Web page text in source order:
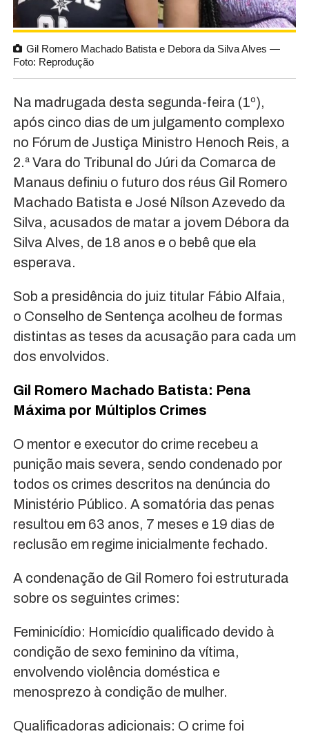
Gil Romero Machado Batista e Debora da Silva Alves —
Foto: Reprodução
Na madrugada desta segunda-feira (1º),
após cinco dias de um julgamento complexo
no Fórum de Justiça Ministro Henoch Reis, a
2.ª Vara do Tribunal do Júri da Comarca de
Manaus definiu o futuro dos réus Gil Romero
Machado Batista e José Nílson Azevedo da
Silva, acusados de matar a jovem Débora da
Silva Alves, de 18 anos e o bebê que ela
esperava.
Sob a presidência do juiz titular Fábio Alfaia,
o Conselho de Sentença acolheu de formas
distintas as teses da acusação para cada um
dos envolvidos.
Gil Romero Machado Batista: Pena
Máxima por Múltiplos Crimes
O mentor e executor do crime recebeu a
punição mais severa, sendo condenado por
todos os crimes descritos na denúncia do
Ministério Público. A somatória das penas
resultou em 63 anos, 7 meses e 19 dias de
reclusão em regime inicialmente fechado.
A condenação de Gil Romero foi estruturada
sobre os seguintes crimes:
Feminicídio: Homicídio qualificado devido à
condição de sexo feminino da vítima,
envolvendo violência doméstica e
menosprezo à condição de mulher.
Qualificadoras adicionais: O crime foi